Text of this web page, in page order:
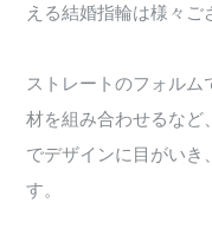
える結婚指輪は様々ご
ストレートのフォルム
材を組み合わせるなど
でデザインに目がいき
す。